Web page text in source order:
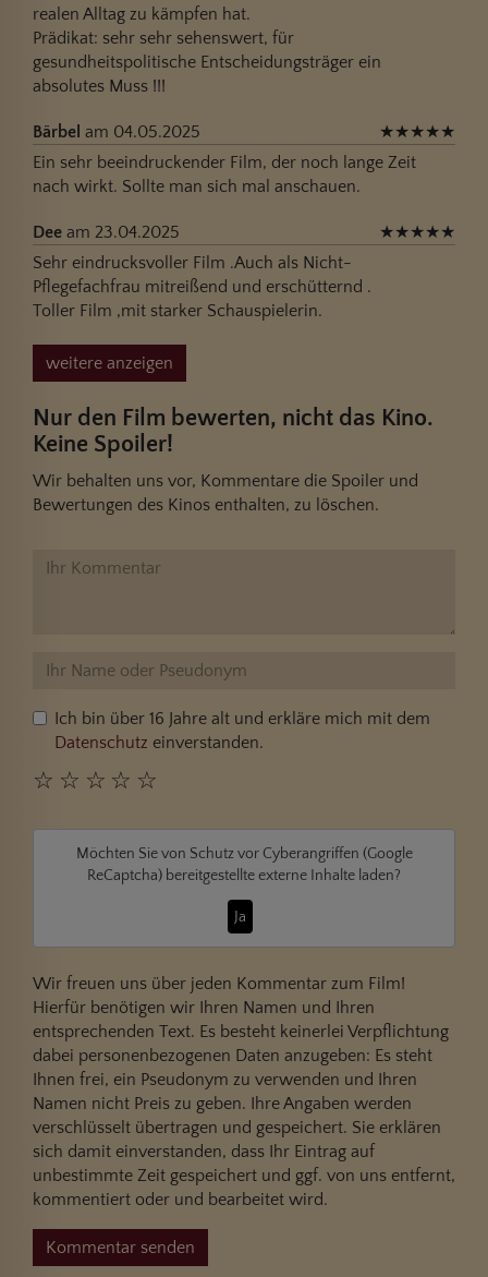
realen Alltag zu kämpfen hat.
Prädikat: sehr sehr sehenswert, für
gesundheitspolitische Entscheidungsträger ein
absolutes Muss !!!
Bärbel am 04.05.2025 ★★★★★
Ein sehr beeindruckender Film, der noch lange Zeit
nach wirkt. Sollte man sich mal anschauen.
Dee am 23.04.2025 ★★★★★
Sehr eindrucksvoller Film .Auch als Nicht-
Pflegefachfrau mitreißend und erschütternd .
Toller Film ,mit starker Schauspielerin.
weitere anzeigen
Nur den Film bewerten, nicht das Kino.
Keine Spoiler!
Wir behalten uns vor, Kommentare die Spoiler und
Bewertungen des Kinos enthalten, zu löschen.
Ich bin über 16 Jahre alt und erkläre mich mit dem
Datenschutz einverstanden.
☆
☆
☆
☆
☆
Möchten Sie von Schutz vor Cyberangriffen (Google
ReCaptcha) bereitgestellte externe Inhalte laden?
Ja
Wir freuen uns über jeden Kommentar zum Film!
Hierfür benötigen wir Ihren Namen und Ihren
entsprechenden Text. Es besteht keinerlei Verpflichtung
dabei personenbezogenen Daten anzugeben: Es steht
Ihnen frei, ein Pseudonym zu verwenden und Ihren
Namen nicht Preis zu geben. Ihre Angaben werden
verschlüsselt übertragen und gespeichert. Sie erklären
sich damit einverstanden, dass Ihr Eintrag auf
unbestimmte Zeit gespeichert und ggf. von uns entfernt,
kommentiert oder und bearbeitet wird.
Kommentar senden